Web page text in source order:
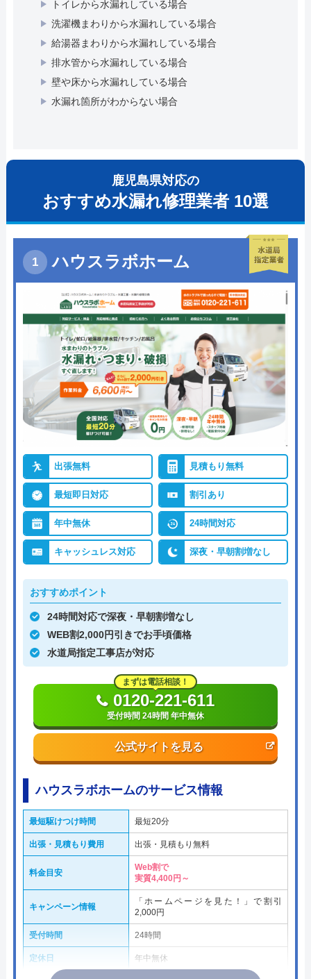
トイレから水漏れしている場合
洗濯機まわりから水漏れしている場合
給湯器まわりから水漏れしている場合
排水管から水漏れしている場合
壁や床から水漏れしている場合
水漏れ箇所がわからない場合
鹿児島県対応の
おすすめ水漏れ修理業者 10選
ハウスラボホーム
出張無料 見積もり無料
最短即日対応 割引あり
年中無休 24時間対応
キャッシュレス対応 深夜・早朝割増なし
おすすめポイント
24時間対応で深夜・早朝割増なし
WEB割2,000円引きでお手頃価格
水道局指定工事店が対応
公式サイトを見る
まずは電話相談！
0120-221-611
受付時間 24時間 年中無休
ハウスラボホームのサービス情報
最短駆けつけ時間 最短20分
出張・見積もり費用 出張・見積もり無料
料金目安
Web割で
実質4,400円～
キャンペーン情報
「ホームページを見た！」で割引
2,000円
受付時間 24時間
定休日 年中無休